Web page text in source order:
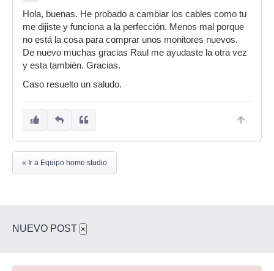
Hola, buenas. He probado a cambiar los cables como tu
me dijiste y funciona a la perfección. Menos mal porque
no está la cosa para comprar unos monitores nuevos.
De nuevo muchas gracias Raul me ayudaste la otra vez
y esta también. Gracias.
Caso resuelto un saludo.
« Ir a Equipo home studio
NUEVO POST ×